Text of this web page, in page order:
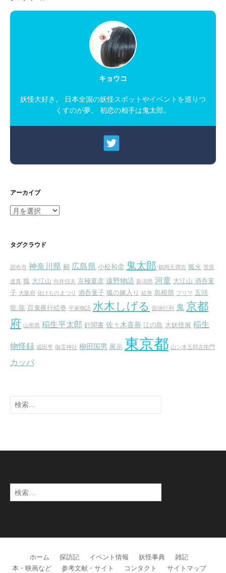
キョウコ
妖怪大好き。 日本全国の妖怪スポットやイベントを巡りつ
くすのが夢。 初恋の相手は鬼太郎。
アーカイブ
ア
イ
タグクラウド
調布市 神奈川県 鵺 広島県 小松和彦 鬼太郎 鶴岡天満宮 狐火 菅原
道真 狐 大江山 向井信夫 京極夏彦 遠野物語 新潟県 河童 大江山 酒呑童
子 大阪府 化けものまつり 酒呑童子 狐の嫁入り 絵巻 島根県 フリマ 五頭
龍.龍 百鬼夜行絵巻 平家物語 水木しげる 面掛行列 鬼 京都
府 山形県 稲生平太郎 針聞書 佐々木喜善 江の島 大妖怪展 稲生
物怪録 成田亨 御霊神社 柳田国男 展示 東京都 山ン本五郎左衛門
カッパ
検
索:
検
索:
ホーム 探訪記 イベント情報 妖怪事典
雑記
本・映画など
参考文献・サイト コンタクト サイトマップ